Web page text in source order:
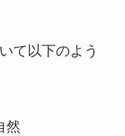
て以下のよう
然